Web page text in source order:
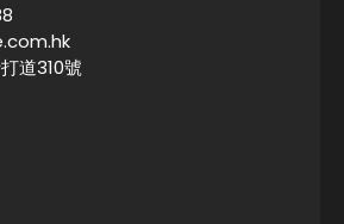
道310號